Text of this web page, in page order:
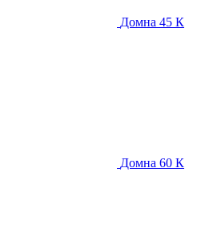
Домна 45 К
Домна 60 К